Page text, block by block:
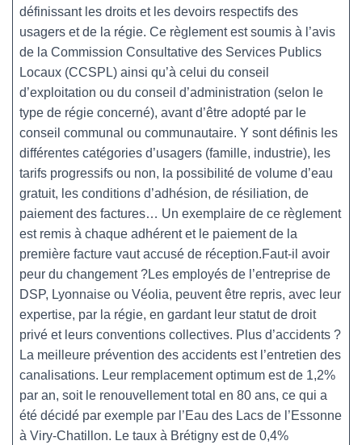
définissant les droits et les devoirs respectifs des
usagers et de la régie. Ce règlement est soumis à l’avis
de la Commission Consultative des Services Publics
Locaux (CCSPL) ainsi qu’à celui du conseil
d’exploitation ou du conseil d’administration (selon le
type de régie concerné), avant d’être adopté par le
conseil communal ou communautaire. Y sont définis les
différentes catégories d’usagers (famille, industrie), les
tarifs progressifs ou non, la possibilité de volume d’eau
gratuit, les conditions d’adhésion, de résiliation, de
paiement des factures… Un exemplaire de ce règlement
est remis à chaque adhérent et le paiement de la
première facture vaut accusé de réception.Faut-il avoir
peur du changement ?Les employés de l’entreprise de
DSP, Lyonnaise ou Véolia, peuvent être repris, avec leur
expertise, par la régie, en gardant leur statut de droit
privé et leurs conventions collectives. Plus d’accidents ?
La meilleure prévention des accidents est l’entretien des
canalisations. Leur remplacement optimum est de 1,2%
par an, soit le renouvellement total en 80 ans, ce qui a
été décidé par exemple par l’Eau des Lacs de l’Essonne
à Viry-Chatillon. Le taux à Brétigny est de 0,4%